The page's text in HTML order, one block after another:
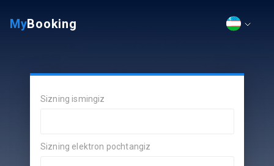
MyBooking
Sizning ismingiz
Sizning elektron pochtangiz